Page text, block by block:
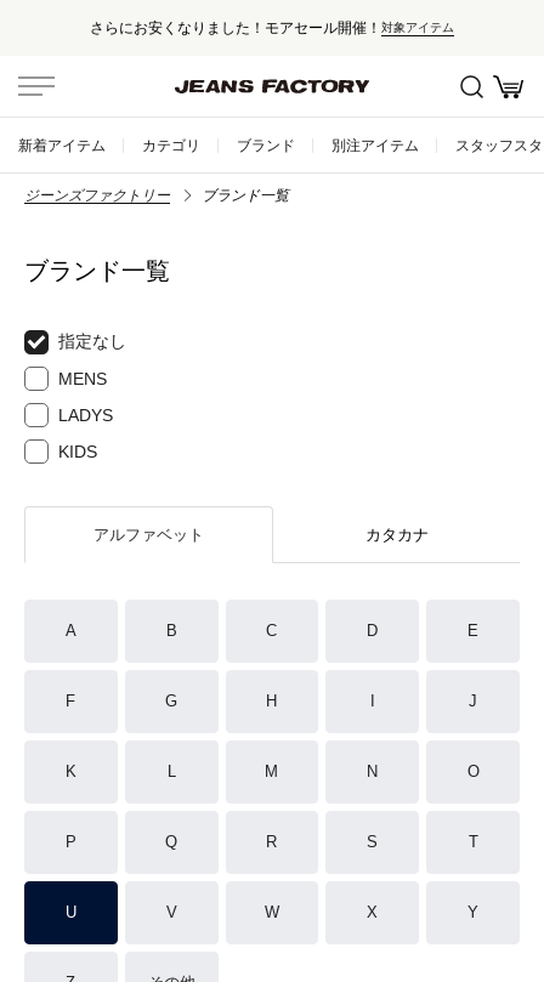
さらにお安くなりました！モアセール開催！ 対象アイテム
新着アイテム カテゴリ ブランド 別注アイテム スタッフス
ジーンズファクトリー ブランド一覧
ブランド一覧
指定なし
MENS
LADYS
KIDS
アルファベット カタカナ
A B C D E
F G H J
K L M N O
P Q R S T
U V W X Y